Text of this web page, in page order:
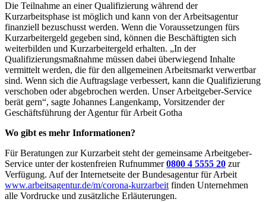
Die Teilnahme an einer Qualifizierung während der
Kurzarbeitsphase ist möglich und kann von der Arbeitsagentur
finanziell bezuschusst werden. Wenn die Voraussetzungen fürs
Kurzarbeitergeld gegeben sind, können die Beschäftigten sich
weiterbilden und Kurzarbeitergeld erhalten. „In der
Qualifizierungsmaßnahme müssen dabei überwiegend Inhalte
vermittelt werden, die für den allgemeinen Arbeitsmarkt verwertbar
sind. Wenn sich die Auftragslage verbessert, kann die Qualifizierung
verschoben oder abgebrochen werden. Unser Arbeitgeber-Service
berät gern“, sagte Johannes Langenkamp, Vorsitzender der
Geschäftsführung der Agentur für Arbeit Gotha
Wo gibt es mehr Informationen?
Für Beratungen zur Kurzarbeit steht der gemeinsame Arbeitgeber-
Service unter der kostenfreien Rufnummer0800 4 5555 20 zur
Verfügung. Auf der Internetseite der Bundesagentur für Arbeit
www.arbeitsagentur.de/m/corona-kurzarbeit finden Unternehmen
alle Vordrucke und zusätzliche Erläuterungen.